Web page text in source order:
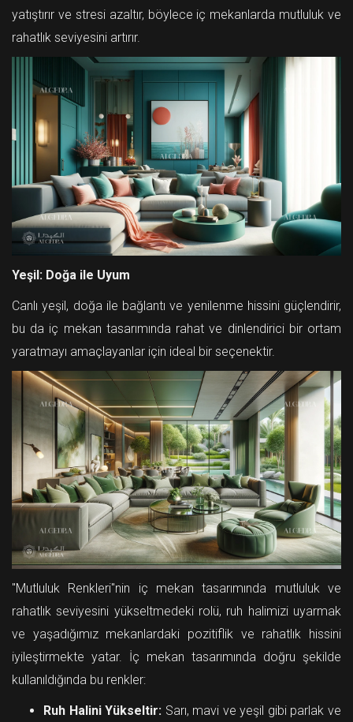
yatıştırır ve stresi azaltır, böylece iç mekanlarda mutluluk ve
rahatlık seviyesini artırır.
Yeşil: Doğa ile Uyum
Canlı yeşil, doğa ile bağlantı ve yenilenme hissini güçlendirir,
bu da iç mekan tasarımında rahat ve dinlendirici bir ortam
yaratmayı amaçlayanlar için ideal bir seçenektir.
"Mutluluk Renkleri"nin iç mekan tasarımında mutluluk ve
rahatlık seviyesini yükseltmedeki rolü, ruh halimizi uyarmak
ve yaşadığımız mekanlardaki pozitiflik ve rahatlık hissini
iyileştirmekte yatar. İç mekan tasarımında doğru şekilde
kullanıldığında bu renkler:
Ruh Halini Yükseltir: Sarı, mavi ve yeşil gibi parlak ve